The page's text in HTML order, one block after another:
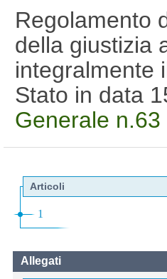
Regolamento
della giustizia
integralmente
Stato in data
Generale